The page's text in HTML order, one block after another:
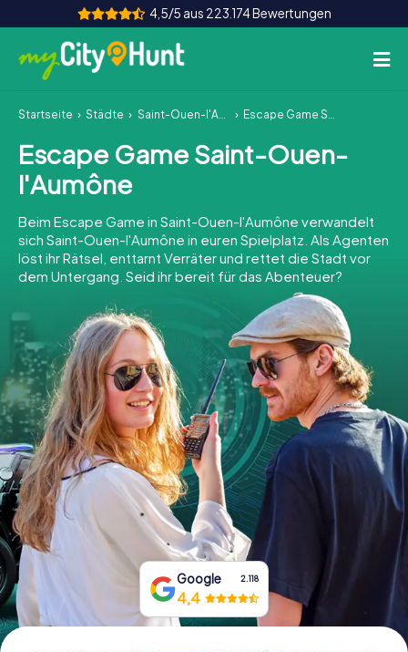
4,5/5 aus 223.174 Bewertungen
So funktioniert's
Städte
Teamevent
Tickets
INT AT CH
DE
ES
FR UK
IE
IT
NL
Tickets buchen
Gutscheine bestellen
Startseite Städte Saint-Ouen-l'Aumône Escape Game Saint-Ouen-l'Aumône
Escape Game Saint-Ouen-
l'Aumône
Beim Escape Game in Saint-Ouen-l'Aumône verwandelt
sich Saint-Ouen-l'Aumône in euren Spielplatz. Als Agenten
löst ihr Rätsel, enttarnt Verräter und rettet die Stadt vor
dem Untergang. Seid ihr bereit für das Abenteuer?
Google 2.118
4,4